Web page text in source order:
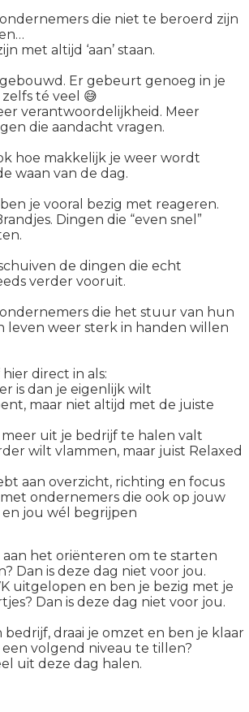
ondernemers die niet te beroerd zijn
met altijd ‘aan’ staan.
Er gebeurt genoeg in je
té veel 😅
verantwoordelijkheid. Meer
die aandacht vragen.
hoe makkelijk je weer wordt
waan van de dag.
je vooral bezig met reageren.
Dingen die “even snel”
de dingen die echt
verder vooruit.
ondernemers die het stuur van hun
leven weer sterk in handen willen
direct in als:
is dan je eigenlijk wilt
maar niet altijd met de juiste
uit je bedrijf te halen valt
wilt vlammen, maar juist Relaxed
aan overzicht, richting en focus
ondernemers die ook op jouw
jou wél begrijpen
aan het oriënteren om te starten
Dan is deze dag niet voor jou.
uitgelopen en ben je bezig met je
Dan is deze dag niet voor jou.
bedrijf, draai je omzet en ben je klaar
volgend niveau te tillen?
uit deze dag halen.